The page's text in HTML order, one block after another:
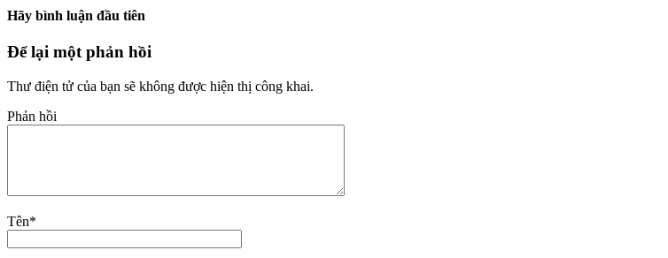
Hãy bình luận đầu tiên
Để lại một phản hồi
Thư điện tử của bạn sẽ không được hiện thị công khai.
Phản hồi
Tên*